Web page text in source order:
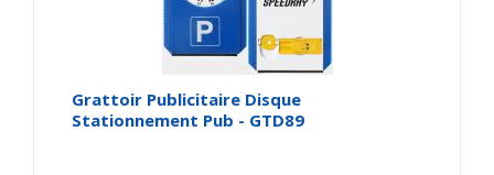
Grattoir Publicitaire Disque
Stationnement Pub - GTD89